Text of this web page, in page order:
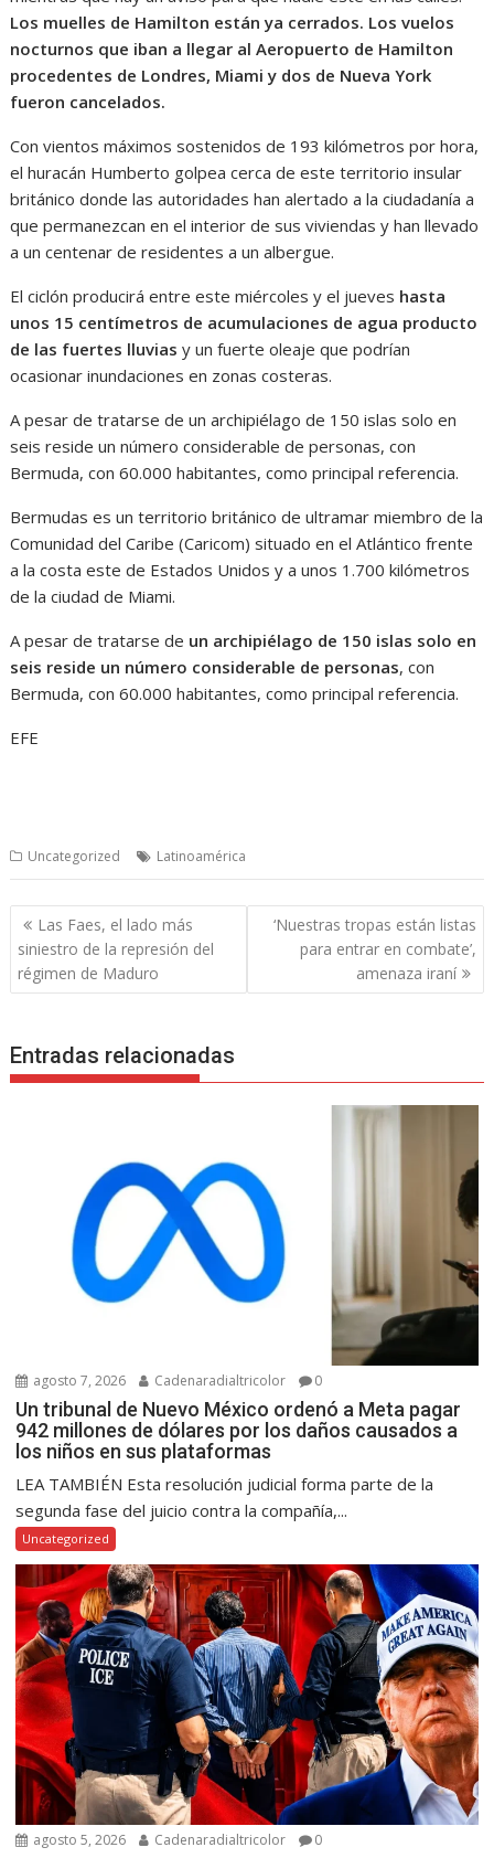
Los muelles de Hamilton están ya cerrados. Los vuelos
nocturnos que iban a llegar al Aeropuerto de Hamilton
procedentes de Londres, Miami y dos de Nueva York
fueron cancelados.
Con vientos máximos sostenidos de 193 kilómetros por hora,
el huracán Humberto golpea cerca de este territorio insular
británico donde las autoridades han alertado a la ciudadanía a
que permanezcan en el interior de sus viviendas y han llevado
a un centenar de residentes a un albergue.
El ciclón producirá entre este miércoles y el jueves hasta
unos 15 centímetros de acumulaciones de agua producto
de las fuertes lluvias y un fuerte oleaje que podrían
ocasionar inundaciones en zonas costeras.
A pesar de tratarse de un archipiélago de 150 islas solo en
seis reside un número considerable de personas, con
Bermuda, con 60.000 habitantes, como principal referencia.
Bermudas es un territorio británico de ultramar miembro de la
Comunidad del Caribe (Caricom) situado en el Atlántico frente
a la costa este de Estados Unidos y a unos 1.700 kilómetros
de la ciudad de Miami.
A pesar de tratarse de un archipiélago de 150 islas solo en
seis reside un número considerable de personas, con
Bermuda, con 60.000 habitantes, como principal referencia.
EFE
Uncategorized Latinoamérica
Navegación
de
entradas
Las Faes, el lado más
siniestro de la represión del
régimen de Maduro
‘Nuestras tropas están listas
para entrar en combate’,
amenaza iraní
Entradas relacionadas
agosto 7, 2026 Cadenaradialtricolor 0
Un tribunal de Nuevo México ordenó a Meta pagar
942 millones de dólares por los daños causados a
los niños en sus plataformas
LEA TAMBIÉN Esta resolución judicial forma parte de la
segunda fase del juicio contra la compañía,...
Uncategorized
agosto 5, 2026 Cadenaradialtricolor 0